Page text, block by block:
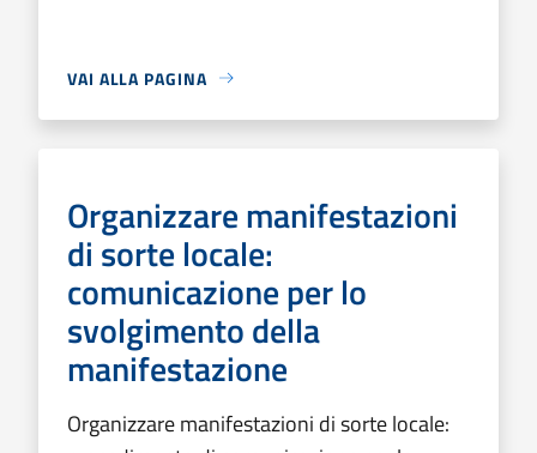
VAI ALLA PAGINA
Organizzare manifestazioni
di sorte locale:
comunicazione per lo
svolgimento della
manifestazione
Organizzare manifestazioni di sorte locale: